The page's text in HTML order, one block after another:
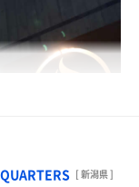
[ 新潟県 ]